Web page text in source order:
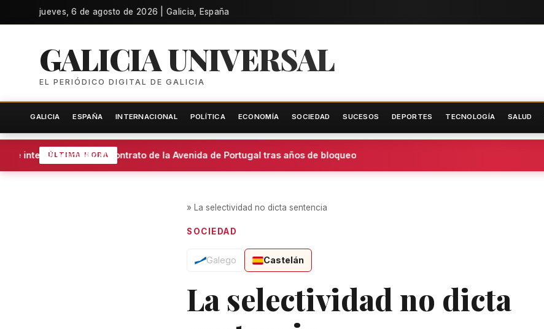
jueves, 6 de agosto de 2026 | Galicia, España
GALICIA UNIVERSAL
EL PERIÓDICO DIGITAL DE GALICIA
GALICIA ESPAÑA INTERNACIONAL POLÍTICA ECONOMÍA SOCIEDAD SUCESOS DEPORTES TECNOLOGÍA SALUD
ÚLTIMA HORA
intenta rescindir el contrato de la Avenida de Portugal tras años de bloqueo
» La selectividad no dicta sentencia
SOCIEDAD
Galego Castelán
La selectividad no dicta